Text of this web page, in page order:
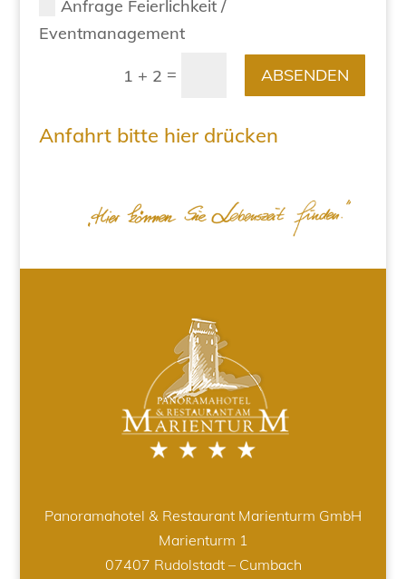
Anfrage Feierlichkeit /
Eventmanagement
1 + 2 = ABSENDEN
Anfahrt bitte hier drücken
Panoramahotel & Restaurant Marienturm GmbH
Marienturm 1
07407 Rudolstadt – Cumbach